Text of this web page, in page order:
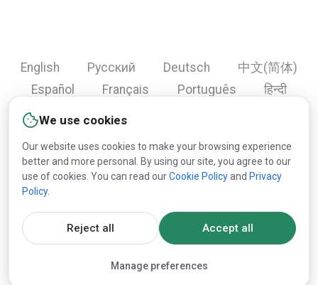
We use cookies
Our website uses cookies to make your browsing experience
better and more personal. By using our site, you agree to our
use of cookies. You can read ourCookie Policyand Privacy
Policy.
Reject all Accept all
Manage preferences
English Русский Deutsch
中文(简体)
Español
Français Português
हिन्दी
Copyright © 2000-2026 Lesprom Network. All rights
Republication of Lesprom Network content is prohibited
without the prior written consent of Lesprom Network.
General Terms and Conditions